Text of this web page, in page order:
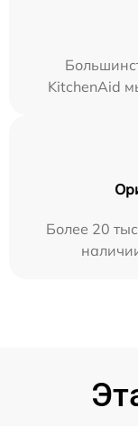
KitchenAid
Более 20